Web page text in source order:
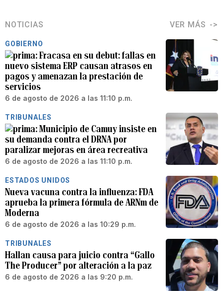
NOTICIAS VER MÁS
GOBIERNO
Fracasa en su debut: fallas en
nuevo sistema ERP causan atrasos en
pagos y amenazan la prestación de
servicios
6 de agosto de 2026 a las 11:10 p.m.
TRIBUNALES
Municipio de Camuy insiste en
su demanda contra el DRNA por
paralizar mejoras en área recreativa
6 de agosto de 2026 a las 11:10 p.m.
ESTADOS UNIDOS
Nueva vacuna contra la influenza: FDA
aprueba la primera fórmula de ARNm de
Moderna
6 de agosto de 2026 a las 10:29 p.m.
TRIBUNALES
Hallan causa para juicio contra “Gallo
The Producer” por alteración a la paz
6 de agosto de 2026 a las 9:20 p.m.